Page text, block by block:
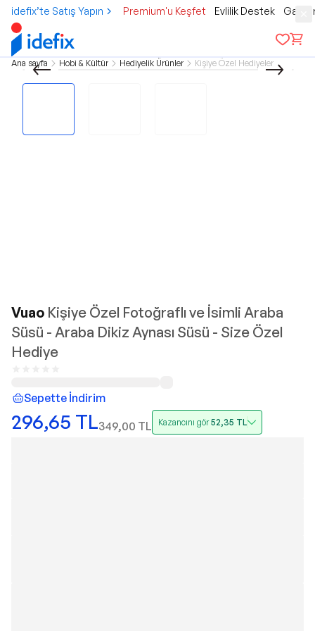
idefix’te Satış Yapın Premium'u Keşfet Evlilik Destek
Ana sayfa Hobi & Kültür Hediyelik Ürünler Kişiye Özel Hediyeler
Vuao Kişiye Özel Fotoğraflı ve İsimli Araba
Süsü - Araba Dikiz Aynası Süsü - Size Özel
Hediye
Sepette İndirim
296,65 TL349,00 TL Kazancını gör52,35 TL